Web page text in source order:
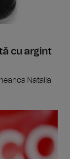
cu argint
Natalia